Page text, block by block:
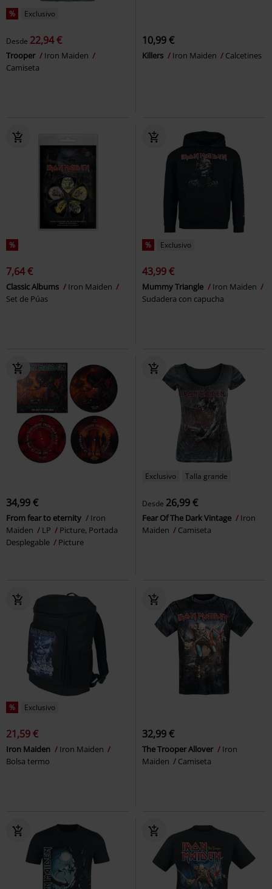
% Exclusivo
Desde 22,94 €
Trooper
Iron Maiden
Camiseta
10,99 €
Killers Iron Maiden Calcetines
%
7,64 €
Classic Albums
Iron Maiden
Set de Púas
% Exclusivo
43,99 €
Mummy Triangle
Iron Maiden
Sudadera con capucha
34,99 €
From fear to eternity
Iron
Maiden
LP
Picture, Portada
Desplegable
Picture
Exclusivo Talla grande
Desde 26,99 €
Fear Of The Dark Vintage
Iron
Maiden
Camiseta
% Exclusivo
21,59 €
Iron Maiden
Iron Maiden
Bolsa termo
32,99 €
The Trooper Allover
Iron
Maiden
Camiseta